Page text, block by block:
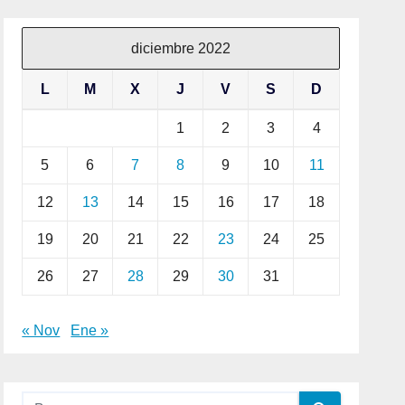
diciembre 2022
L M X J V S D
1 2 3 4
5 6 7 8 9 10 11
12 13 14 15 16 17 18
19 20 21 22 23 24 25
26 27 28 29 30 31
« Nov Ene »